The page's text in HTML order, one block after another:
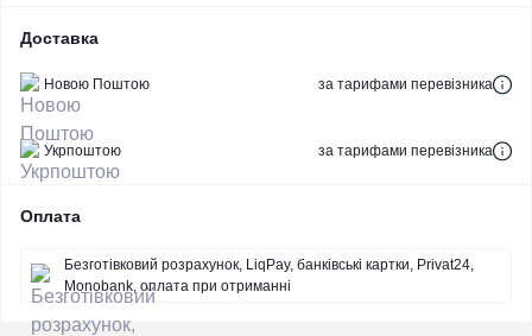
Доставка
Новою Поштою за тарифами перевізника
Укрпоштою за тарифами перевізника
Оплата
Безготівковий розрахунок, LiqPay, банківські картки, Privat24,
Monobank, оплата при отриманні